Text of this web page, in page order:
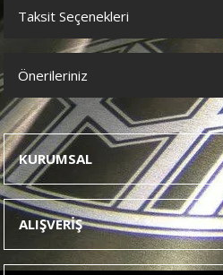
Bu ürüne ilk
Taksit Seçenekleri
Önerileriniz
Bu ürünün fiyat bilgisi, resim, ürün
konularda yetersiz gördüğünüz
tarafımıza iletebilirsiniz.
Görüş ve önerileriniz için teşekkür
Ürün resmi kalitesiz, bozuk veya
Ürün açıklamasında eksik bilgiler
Ürün bilgilerinde hatalar bulunuyor.
KURUMSAL
ALIŞVERİŞ